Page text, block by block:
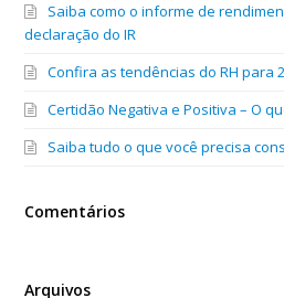
Saiba como o informe de
declaração do IR
Confira as tendências do RH para
Certidão Negativa e Positiva – O
Saiba tudo o que você precisa
Comentários
Arquivos